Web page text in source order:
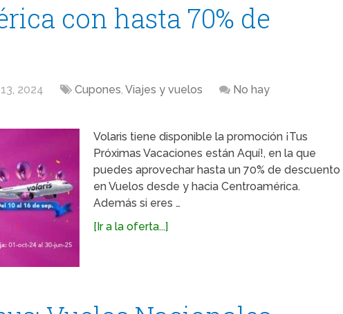
con hasta 70% de
2024 Cupones, Viajes y vuelos
No hay
Volaris tiene disponible la promoción ¡Tus
Próximas Vacaciones están Aquí!, en la que
puedes aprovechar hasta un 70% de descuento
en Vuelos desde y hacia Centroamérica.
Además si eres …
[Ir a la oferta...]